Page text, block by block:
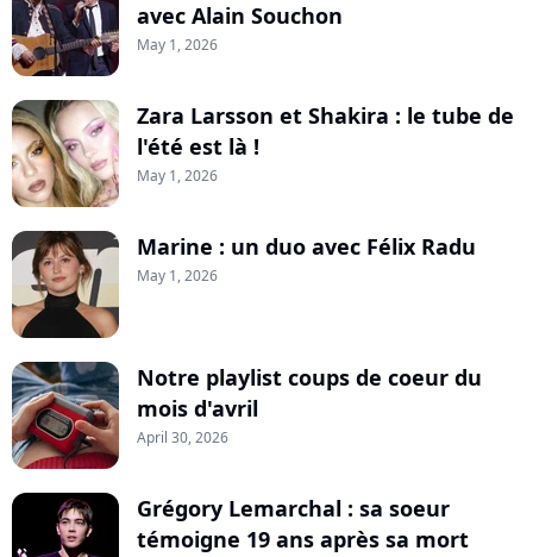
avec Alain Souchon
May 1, 2026
Zara Larsson et Shakira : le tube de
l'été est là !
May 1, 2026
Marine : un duo avec Félix Radu
May 1, 2026
Notre playlist coups de coeur du
mois d'avril
April 30, 2026
Grégory Lemarchal : sa soeur
témoigne 19 ans après sa mort